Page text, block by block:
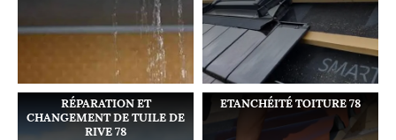
RÉPARATION ET
CHANGEMENT DE TUILE DE
RIVE 78
ETANCHÉITÉ TOITURE 78